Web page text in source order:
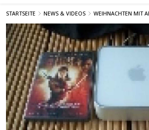
Beratung & Service
STARTSEITE NEWS & VIDEOS WEIHNACHTEN MIT